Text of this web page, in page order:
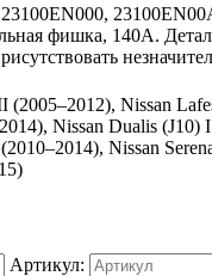
фишка, 140А.
Nissan
Nissan Dualis (J10)
Nissan
Артикул: